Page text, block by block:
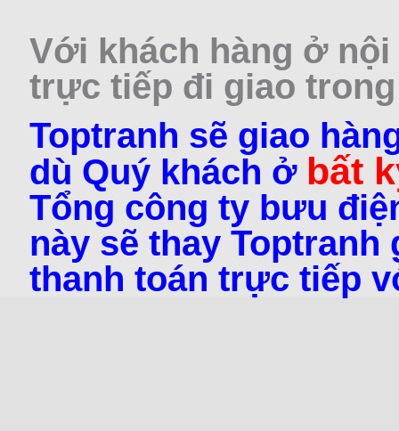
Với khách hàng ở
trực tiếp đi giao trong
Toptranh sẽ giao
dù Quý khách ở bất
Tổng công ty bưu
này sẽ thay
thanh toán trực tiếp